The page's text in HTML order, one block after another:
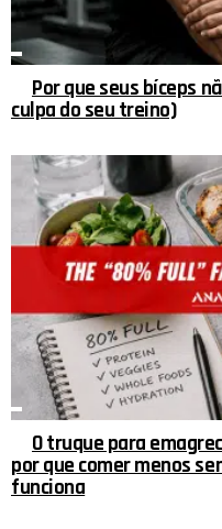
Por que seus bíceps
culpa do seu treino)
O truque para
por que comer menos
funciona